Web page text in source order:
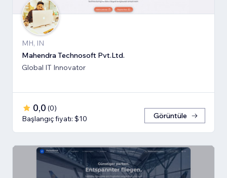
MH, IN
Mahendra Technosoft Pvt.Ltd.
Global IT Innovator
0,0 (0)
Başlangıç fiyatı: $10
Görüntüle